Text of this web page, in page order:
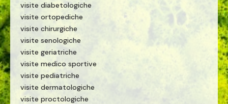
visite diabetologiche
visite ortopediche
visite chirurgiche
visite senologiche
visite geriatriche
visite medico sportive
visite pediatriche
visite dermatologiche
visite proctologiche